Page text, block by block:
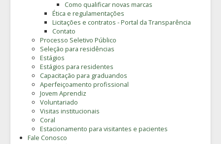
Como qualificar novas marcas
Ética e regulamentações
Licitações e contratos - Portal da Transparência
Contato
Processo Seletivo Público
Seleção para residências
Estágios
Estágios para residentes
Capacitação para graduandos
Aperfeiçoamento profissional
Jovem Aprendiz
Voluntariado
Visitas institucionais
Coral
Estacionamento para visitantes e pacientes
Fale Conosco